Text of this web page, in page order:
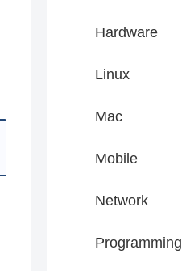
Hardware
Linux
Mac
Mobile
Network
Programming